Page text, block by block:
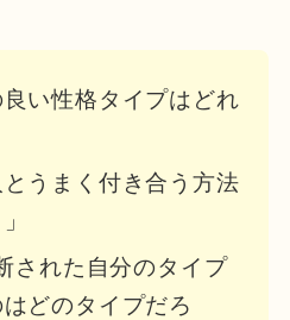
良い性格タイプはどれ
とうまく付き合う方法
された自分のタイプ
どのタイプだろ